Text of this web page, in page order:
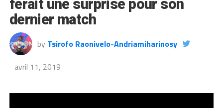
ferait une surprise pour son
dernier match
by Tsirofo Raonivelo-Andriamiharinosy
avril 11, 2019